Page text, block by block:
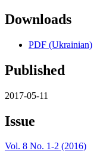
Downloads
PDF (Ukrainian)
Published
2017-05-11
Issue
Vol. 8 No. 1-2 (2016)